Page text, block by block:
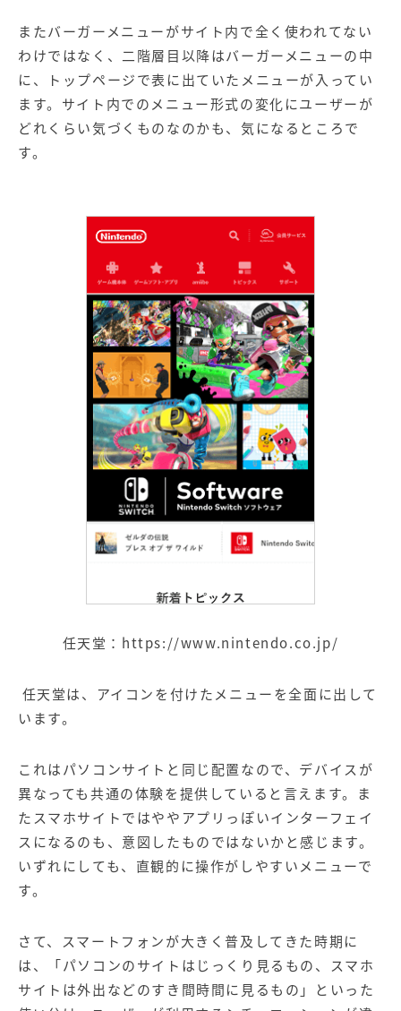
またバーガーメニューがサイト内で全く使われてない
わけではなく、二階層目以降はバーガーメニューの中
に、トップページで表に出ていたメニューが入ってい
ます。サイト内でのメニュー形式の変化にユーザーが
どれくらい気づくものなのかも、気になるところで
す。
任天堂： https://www.nintendo.co.jp/
任天堂は、アイコンを付けたメニューを全面に出して
います。
これはパソコンサイトと同じ配置なので、デバイスが
異なっても共通の体験を提供していると言えます。ま
たスマホサイトではややアプリっぽいインターフェイ
スになるのも、意図したものではないかと感じます。
いずれにしても、直観的に操作がしやすいメニューで
す。
さて、スマートフォンが大きく普及してきた時期に
は、「パソコンのサイトはじっくり見るもの、スマホ
サイトは外出などのすき間時間に見るもの」といった